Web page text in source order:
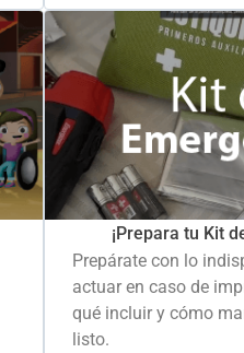
¡Prepara tu Kit
Prepárate con lo
actuar en caso de
qué incluir y cómo
listo.